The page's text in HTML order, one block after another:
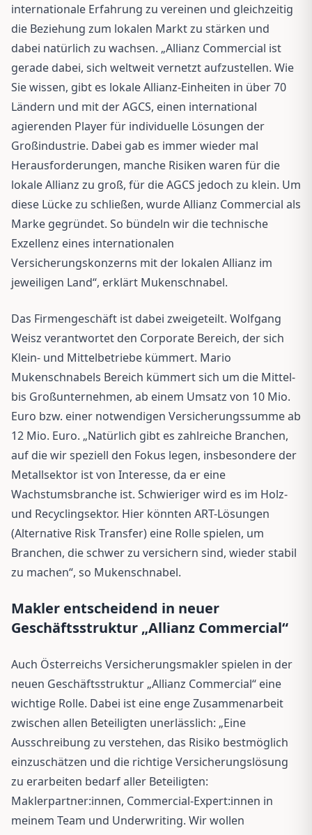
internationale Erfahrung zu vereinen und gleichzeitig
die Beziehung zum lokalen Markt zu stärken und
dabei natürlich zu wachsen. „Allianz Commercial ist
gerade dabei, sich weltweit vernetzt aufzustellen. Wie
Sie wissen, gibt es lokale Allianz-Einheiten in über 70
Ländern und mit der AGCS, einen international
agierenden Player für individuelle Lösungen der
Großindustrie. Dabei gab es immer wieder mal
Herausforderungen, manche Risiken waren für die
lokale Allianz zu groß, für die AGCS jedoch zu klein. Um
diese Lücke zu schließen, wurde Allianz Commercial als
Marke gegründet. So bündeln wir die technische
Exzellenz eines internationalen
Versicherungskonzerns mit der lokalen Allianz im
jeweiligen Land“, erklärt Mukenschnabel.
Das Firmengeschäft ist dabei zweigeteilt. Wolfgang
Weisz verantwortet den Corporate Bereich, der sich
Klein- und Mittelbetriebe kümmert. Mario
Mukenschnabels Bereich kümmert sich um die Mittel-
bis Großunternehmen, ab einem Umsatz von 10 Mio.
Euro bzw. einer notwendigen Versicherungssumme ab
12 Mio. Euro. „Natürlich gibt es zahlreiche Branchen,
auf die wir speziell den Fokus legen, insbesondere der
Metallsektor ist von Interesse, da er eine
Wachstumsbranche ist. Schwieriger wird es im Holz-
und Recyclingsektor. Hier könnten ART-Lösungen
(Alternative Risk Transfer) eine Rolle spielen, um
Branchen, die schwer zu versichern sind, wieder stabil
zu machen“, so Mukenschnabel.
Makler entscheidend in neuer
Geschäftsstruktur „Allianz Commercial“
Auch Österreichs Versicherungsmakler spielen in der
neuen Geschäftsstruktur „Allianz Commercial“ eine
wichtige Rolle. Dabei ist eine enge Zusammenarbeit
zwischen allen Beteiligten unerlässlich: „Eine
Ausschreibung zu verstehen, das Risiko bestmöglich
einzuschätzen und die richtige Versicherungslösung
zu erarbeiten bedarf aller Beteiligten:
Maklerpartner:innen, Commercial-Expert:innen in
meinem Team und Underwriting. Wir wollen